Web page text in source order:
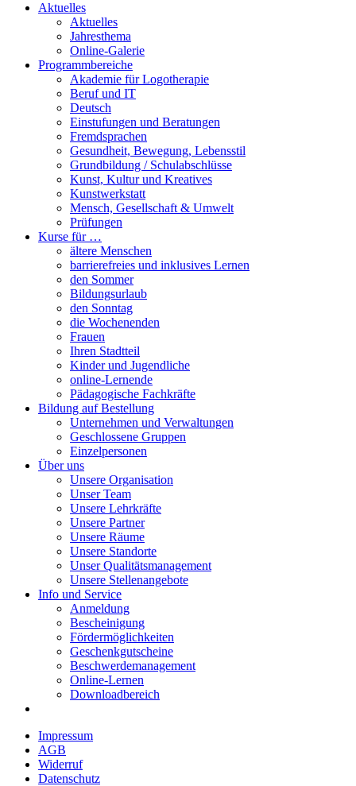
Aktuelles
Aktuelles
Jahresthema
Online-Galerie
Programmbereiche
Akademie für Logotherapie
Beruf und IT
Deutsch
Einstufungen und Beratungen
Fremdsprachen
Gesundheit, Bewegung, Lebensstil
Grundbildung / Schulabschlüsse
Kunst, Kultur und Kreatives
Kunstwerkstatt
Mensch, Gesellschaft & Umwelt
Prüfungen
Kurse für …
ältere Menschen
barrierefreies und inklusives Lernen
den Sommer
Bildungsurlaub
den Sonntag
die Wochenenden
Frauen
Ihren Stadtteil
Kinder und Jugendliche
online-Lernende
Pädagogische Fachkräfte
Bildung auf Bestellung
Unternehmen und Verwaltungen
Geschlossene Gruppen
Einzelpersonen
Über uns
Unsere Organisation
Unser Team
Unsere Lehrkräfte
Unsere Partner
Unsere Räume
Unsere Standorte
Unser Qualitätsmanagement
Unsere Stellenangebote
Info und Service
Anmeldung
Bescheinigung
Fördermöglichkeiten
Geschenkgutscheine
Beschwerdemanagement
Online-Lernen
Downloadbereich
Impressum
AGB
Widerruf
Datenschutz